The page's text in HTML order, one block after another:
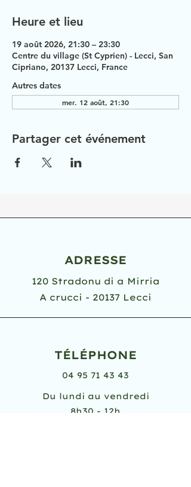
Heure et lieu
19 août 2026, 21:30 – 23:30
Centre du village (St Cyprien) - Lecci, San
Cipriano, 20137 Lecci, France
Autres dates
mer. 12 août, 21:30
Partager cet événement
ADRESSE
120 Stradonu di a Mirria
A crucci - 20137 Lecci
TÉLÉPHONE
04 95 71 43 43
Du lundi au vendredi
8h30 - 12h